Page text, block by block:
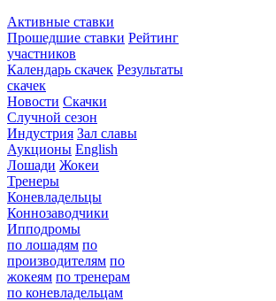
Активные ставки
Прошедшие ставки Рейтинг
участников
Календарь скачек Результаты
скачек
Новости Скачки
Случной сезон
Индустрия Зал славы
Аукционы English
Лошади Жокеи
Тренеры
Коневладельцы
Коннозаводчики
Ипподромы
по лошадям по
производителям по
жокеям по тренерам
по коневладельцам